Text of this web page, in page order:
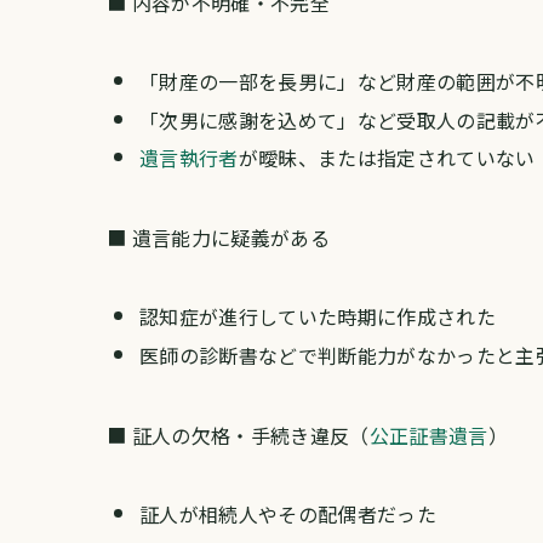
「財産の一部を長男に」など財産の範囲が不
「次男に感謝を込めて」など受取人の記載が
遺言執行者が曖昧、または指定されていない
■ 遺言能力に疑義がある
認知症が進行していた時期に作成された
医師の診断書などで判断能力がなかったと主
■ 証人の欠格・手続き違反（公正証書遺言）
証人が相続人やその配偶者だった